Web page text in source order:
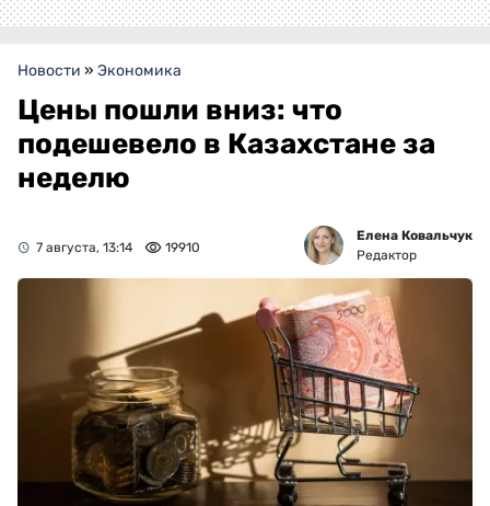
Новости » Экономика
Цены пошли вниз: что
подешевело в Казахстане за
неделю
7 августа, 13:14 19910
Елена Ковальчук
Редактор